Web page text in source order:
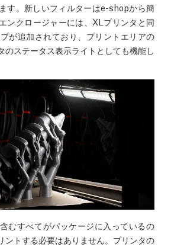
す。新しいフィルターはe-shopから簡
ンクロージャーには、XLプリンタと同
が追加されており、プリントエリアの
のステータス表示ライトとしても機能し
むすべてがパッケージに入っているの
ントする必要はありません。プリンタの